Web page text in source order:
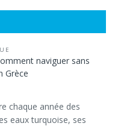
naviguer sans
Grèce
chaque année des
eaux turquoise, ses